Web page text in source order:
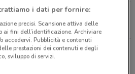
8 Portici i dati per fornire:
precisi. Scansione attiva delle
ai fini dell’identificazione. Archiviare
accedervi. Pubblicità e contenuti
prestazioni dei contenuti e degli
sviluppo di servizi.